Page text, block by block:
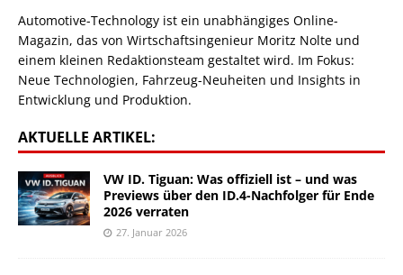
Automotive-Technology ist ein unabhängiges Online-
Magazin, das von Wirtschaftsingenieur Moritz Nolte und
einem kleinen Redaktionsteam gestaltet wird. Im Fokus:
Neue Technologien, Fahrzeug-Neuheiten und Insights in
Entwicklung und Produktion.
AKTUELLE ARTIKEL:
VW ID. Tiguan: Was offiziell ist – und was
Previews über den ID.4-Nachfolger für Ende
2026 verraten
27. Januar 2026